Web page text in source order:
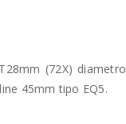
(72X) diametro
45mm tipo EQ5.